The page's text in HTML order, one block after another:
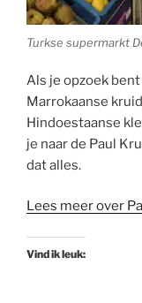
Turkse supermarkt
Als je opzoek
Marrokaanse
Hindoestaanse
je naar de Paul
dat alles.
Lees meer over
Vind ik leuk: